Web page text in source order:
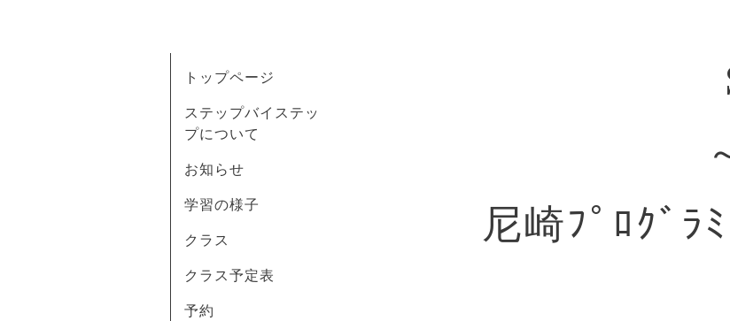
尼崎ﾌﾟﾛｸﾞﾗ
トップページ
ステップバイステッ
プについて
お知らせ
学習の様子
クラス
クラス予定表
予約